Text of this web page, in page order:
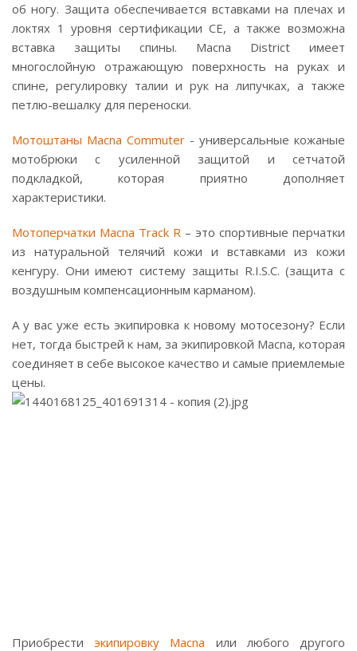
об ногу. Защита обеспечивается вставками на плечах и
локтях 1 уровня сертификации СЕ, а также возможна
вставка защиты спины. Macna District имеет
многослойную отражающую поверхность на руках и
спине, регулировку талии и рук на липучках, а также
петлю-вешалку для переноски.
Мотоштаны Macna Commuter - универсальные кожаные
мотобрюки с усиленной защитой и сетчатой
подкладкой, которая приятно дополняет
характеристики.
Мотоперчатки Macna Track R – это спортивные перчатки
из натуральной телячий кожи и вставками из кожи
кенгуру. Они имеют систему защиты R.I.S.C. (защита с
воздушным компенсационным карманом).
А у вас уже есть экипировка к новому мотосезону? Если
нет, тогда быстрей к нам, за экипировкой Macna, которая
соединяет в себе высокое качество и самые приемлемые
цены.
Приобрестиэкипировку Macna или любого другого